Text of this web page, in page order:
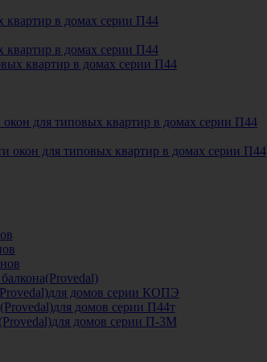
квартир в домах серии П44
квартир в домах серии П44
квартир в домах серии П44
для типовых квартир в домах серии П44
окон для типовых квартир в домах серии П44
домов серии КОПЭ
домов серии П44т
домов серии П-3М